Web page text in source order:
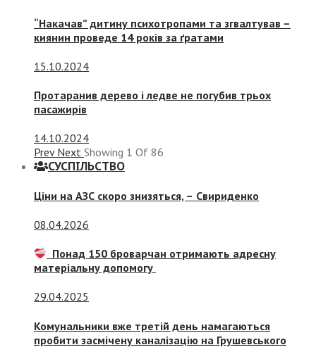
“Накачав” дитину психотропами та згвалтував –
киянин проведе 14 років за ґратами
15.10.2024
Протаранив дерево і ледве не погубив трьох
пасажирів
14.10.2024
Prev Next Showing 1 Of 86
СУСПIЛЬСТВО
Ціни на АЗС скоро знизяться, – Свириденко
08.04.2026
Понад 150 броварчан отримають адресну
матеріальну допомогу
29.04.2025
Комунальники вже третій день намагаються
пробити засмічену каналізацію на Грушевського